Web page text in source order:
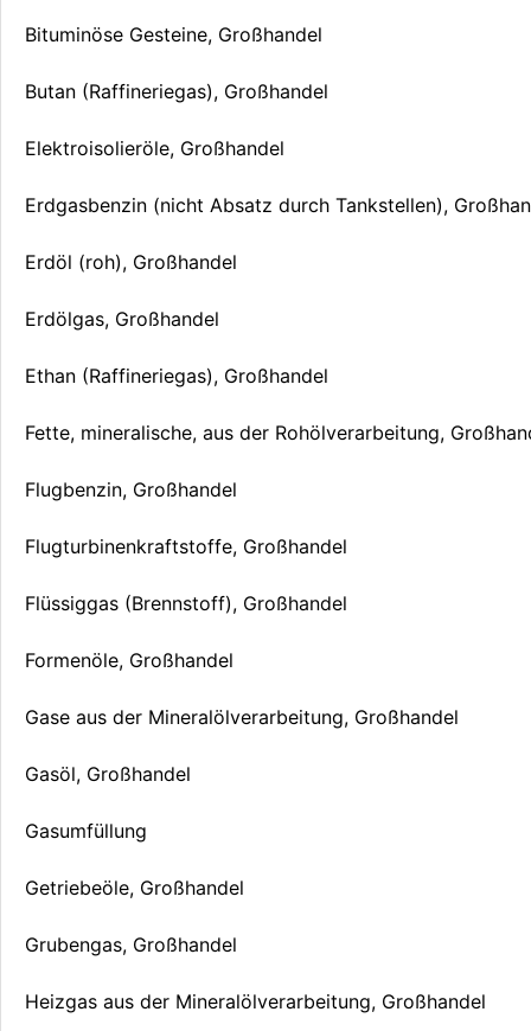
Bituminöse Gesteine, Großhandel
Butan (Raffineriegas), Großhandel
Elektroisolieröle, Großhandel
Erdgasbenzin (nicht Absatz durch Tankstellen),
Erdöl (roh), Großhandel
Erdölgas, Großhandel
Ethan (Raffineriegas), Großhandel
Fette, mineralische, aus der Rohölverarbeitung,
Flugbenzin, Großhandel
Flugturbinenkraftstoffe, Großhandel
Flüssiggas (Brennstoff), Großhandel
Formenöle, Großhandel
Gase aus der Mineralölverarbeitung, Großhandel
Gasöl, Großhandel
Gasumfüllung
Getriebeöle, Großhandel
Grubengas, Großhandel
Heizgas aus der Mineralölverarbeitung, Großhandel